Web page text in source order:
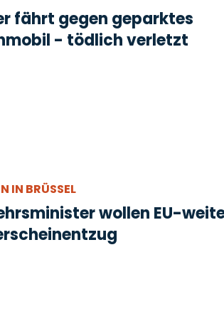
fährt gegen geparktes
- tödlich verletzt
IN BRÜSSEL
wollen EU-